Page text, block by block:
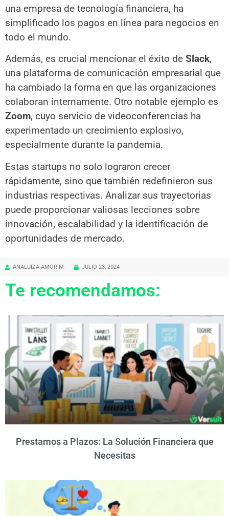
una empresa de tecnología financiera, ha
simplificado los pagos en línea para negocios en
todo el mundo.
Además, es crucial mencionar el éxito de Slack,
una plataforma de comunicación empresarial que
ha cambiado la forma en que las organizaciones
colaboran internamente. Otro notable ejemplo es
Zoom, cuyo servicio de videoconferencias ha
experimentado un crecimiento explosivo,
especialmente durante la pandemia.
Estas startups no solo lograron crecer
rápidamente, sino que también redefinieron sus
industrias respectivas. Analizar sus trayectorias
puede proporcionar valiosas lecciones sobre
innovación, escalabilidad y la identificación de
oportunidades de mercado.
ANALUIZA AMORIM JULIO 23, 2024
Te recomendamos:
Prestamos a Plazos: La Solución Financiera que
Necesitas